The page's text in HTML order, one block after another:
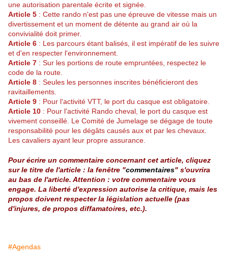
une autorisation parentale écrite et signée.
Article 5 : Cette rando n'est pas une épreuve de vitesse mais un
divertissement et un moment de détente au grand air où la
convivialité doit primer.
Article 6 : Les parcours étant balisés, il est impératif de les suivre
et d'en respecter l'environnement.
Article 7 : Sur les portions de route empruntées, respectez le
code de la route.
Article 8 : Seules les personnes inscrites bénéficieront des
ravitaillements.
Article 9 : Pour l'activité VTT, le port du casque est obligatoire.
Article 10 : Pour l'activité Rando cheval, le port du casque est
vivement conseillé. Le Comité de Jumelage se dégage de toute
responsabilité pour les dégâts causés aux et par les chevaux.
Les cavaliers ayant leur propre assurance.
Pour écrire un commentaire concernant cet article, cliquez
sur le titre de l'article : la fenêtre "commentaires" s'ouvrira
au bas de l'article. Attention : votre commentaire vous
engage. La liberté d'expression autorise la critique, mais les
propos doivent respecter la législation actuelle (pas
d'injures, de propos diffamatoires, etc.).
#Agendas